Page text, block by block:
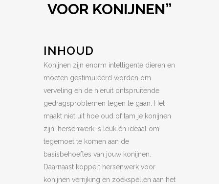
VOOR KONIJNEN”
INHOUD
Konijnen zijn enorm intelligente dieren en
moeten gestimuleerd worden om
verveling en de hieruit ontspruitende
gedragsproblemen tegen te gaan. Het
maakt niet uit hoe oud of tam je konijnen
zijn, hersenwerk is leuk én ideaal om
tegemoet te komen aan de
basisbehoeftes van jouw konijnen.
Daarnaast koppelt hersenwerk voor
konijnen verrijking en zoekspellen aan het